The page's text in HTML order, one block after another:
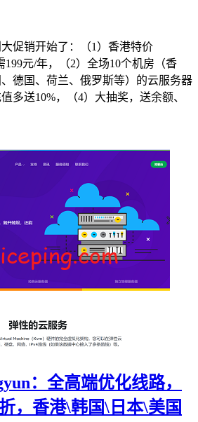
促销开始了：（1）香港特价
199元/年，（2）全场10个机房（香
德国、荷兰、俄罗斯等）的云服务器
多送10%，（4）大抽奖，送余额、
：全高端优化线路，
，香港\韩国\日本\美国